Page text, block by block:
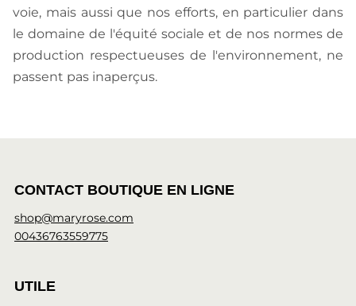
voie, mais aussi que nos efforts, en particulier dans
le domaine de l'équité sociale et de nos normes de
production respectueuses de l'environnement, ne
passent pas inaperçus.
CONTACT BOUTIQUE EN LIGNE
shop@maryrose.com
00436763559775
UTILE